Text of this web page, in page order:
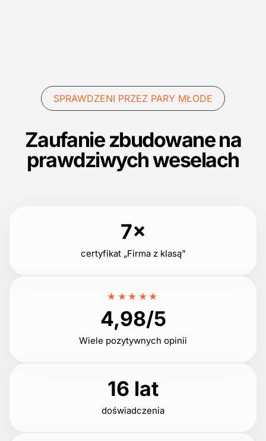
SPRAWDZENI PRZEZ PARY MŁODE
Zaufanie zbudowane na
prawdziwych weselach
7×
certyfikat „Firma z klasą”
★★★★★
4,98/5
Wiele pozytywnych opinii
16 lat
doświadczenia